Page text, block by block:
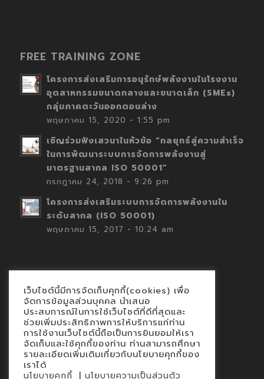
FREE TRAINING ZONE
โครงการส่งเสริมการอนุรักษ์พลังงานในโรงงาน
อุตสาหกรรมขนาดกลางและขนาดเล็ก (SMEs)
กลุ่มภาคตะวันออกตอนล่าง
พฤษภาคม 15, 2020 - 1:55 pm
เชิญร่วมฟังเสวนาในหัวข้อ “กลยุทธ์สู่ความสำเร็จ
ในการพัฒนาระบบการจัดการพลังงานสู่
มาตรฐานสากล ISO 50001”
กรกฎาคม 24, 2018 - 9:26 pm
โครงการส่งเสริมระบบการจัดการพลังงานใน
ระดับสากล (ISO 50001)
พฤษภาคม 15, 2017 - 10:24 am
Contact
นโยบายคุกกี้
นโยบายข้อมูลส่วนบุคคล
เว็บไซต์นี้มีการจัดเก็บคุกกี้(cookies) เพื่อ
จัดการข้อมูลส่วนบุคคล นำเสนอ
ประสบการณ์ในการใช้เว็บไซต์ที่ดีที่สุดและ
ช่วยเพิ่มประสิทธิภาพการให้บริการแก่ท่าน
การใช้งานเว็บไซต์นี้ถือเป็นการยินยอมให้เรา
จัดเก็บและใช้คุกกี้ของท่าน ท่านสามารถศึกษา
รายละเอียดเพิ่มเติมเกี่ยวกับนโยบายคุกกี้ของ
เราได้
นโยบายคุกกี้ | นโยบายความเป็นส่วนตัว